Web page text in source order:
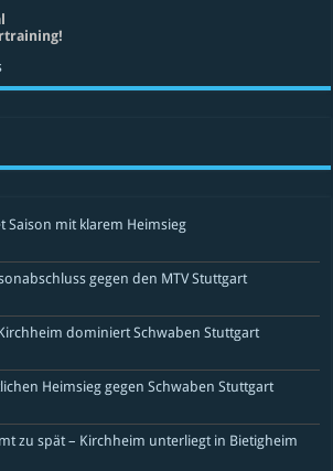
Saison mit klarem Heimsieg
gegen den MTV Stuttgart
dominiert Schwaben Stuttgart
Heimsieg gegen Schwaben Stuttgart
zu spät – Kirchheim unterliegt in Bietigheim